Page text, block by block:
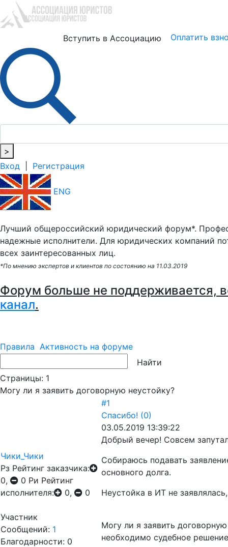
Вступить в Ассоциацию Оплатить
>
Вход
Регистрация
ENG
Лучший общероссийский юридический форум*.
надежные исполнители. Для юридических компаний
всех заинтересованных лиц.
*По мнению экспертов и клиентов по состоянию на 11.03.2019
Форум больше не поддерживается,
канал.
Правила Активность на форуме
Страницы: 1
Могу ли я заявить договорную неустойку?
Чики_Чики
Рз Рейтинг заказчика:
0,
0 Ри Рейтинг
исполнителя:
0, 0
Участник
Сообщений: 1
Благодарности: 0
#1
Спасибо! (0)
03.05.2019 13:39:22
Добрый вечер! Совсем
Собираюсь подавать
основного долга.
Неустойка в ИТ не
Могу ли я заявить
необходимо судебное